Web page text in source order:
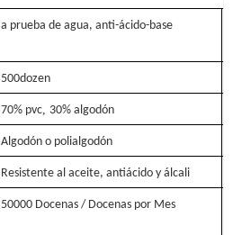
a prueba de agua, anti-ácido-base
500dozen
70% pvc, 30% algodón
Algodón o polialgodón
Resistente al aceite, antiácido y álcali
50000 Docenas / Docenas por Mes